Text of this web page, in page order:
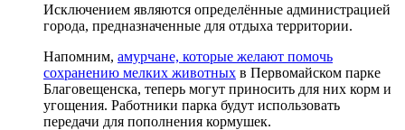
Исключением являются определённые администрацией
города, предназначенные для отдыха территории.
Напомним, амурчане, которые желают помочь
сохранению мелких животных в Первомайском парке
Благовещенска, теперь могут приносить для них корм и
угощения. Работники парка будут использовать
передачи для пополнения кормушек.